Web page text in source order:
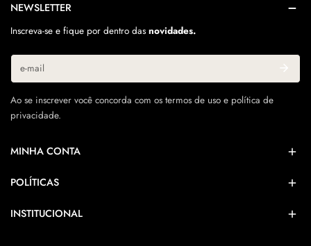
NEWSLETTER
Inscreva-se e fique por dentro das novidades.
Correo
electrónico
Ao se inscrever você concorda com os termos de uso e política de
privacidade.
MINHA CONTA
POLÍTICAS
INSTITUCIONAL